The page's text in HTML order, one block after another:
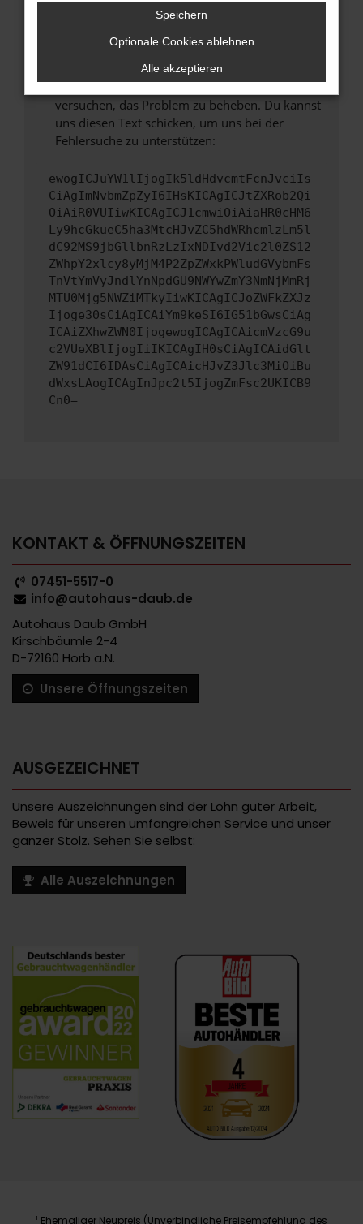
führen, dass bestimmte Funktionen nicht mehr
Wende dich an den Webseitenbetreiber.
Wenn du alle oben genannten Schritte versucht
hast, kontaktiere uns bitte. Wir werden
versuchen, das Problem zu beheben. Du kannst
uns diesen Text schicken, um uns bei der
Fehlersuche zu unterstützen:
ewogICJuYW1lIjogIk5ldHdvcmtFcnJvciIs
CiAgImNvbmZpZyI6IHsKICAgICJtZXRob2Qi
OiAiR0VUIiwKICAgICJ1cmwiOiAiaHR0cHM6
Ly9hcGkueC5ha3MtcHJvZC5hdWRhcmlzLm5l
dC92MS9jbGllbnRzLzIxNDIvd2Vic2l0ZS12
ZWhpY2xlcy8yMjM4P2ZpZWxkPWludGVybmFs
TnVtYmVyJndlYnNpdGU9NWYwZmY3NmNjMmRj
MTU0Mjg5NWZiMTkyIiwKICAgICJoZWFkZXJz
Ijoge30sCiAgICAiYm9keSI6IG51bGwsCiAg
ICAiZXhwZWN0IjogewogICAgICAicmVzcG9u
c2VUeXBlIjogIiIKICAgIH0sCiAgICAidGlt
ZW91dCI6IDAsCiAgICAicHJvZ3Jlc3MiOiBu
dWxsLAogICAgInJpc2t5IjogZmFsc2UKICB9
Cn0=
KONTAKT & ÖFFNUNGSZEITEN
07451-5517-0
info@autohaus-daub.de
Autohaus Daub GmbH
Kirschbäumle 2-4
D-72160 Horb a.N.
Unsere Öffnungszeiten
AUSGEZEICHNET
Unsere Auszeichnungen sind der Lohn guter Arbeit,
Beweis für unseren umfangreichen Service und unser
ganzer Stolz. Sehen Sie selbst:
Alle Auszeichnungen
1 Ehemaliger Neupreis (Unverbindliche Preisempfehlung des
Speichern
Optionale Cookies ablehnen
Alle akzeptieren